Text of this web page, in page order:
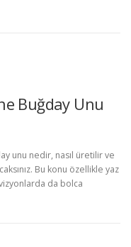
Buğday Unu
unu nedir, nasıl üretilir ve
Bu konu özellikle yaz
da bolca